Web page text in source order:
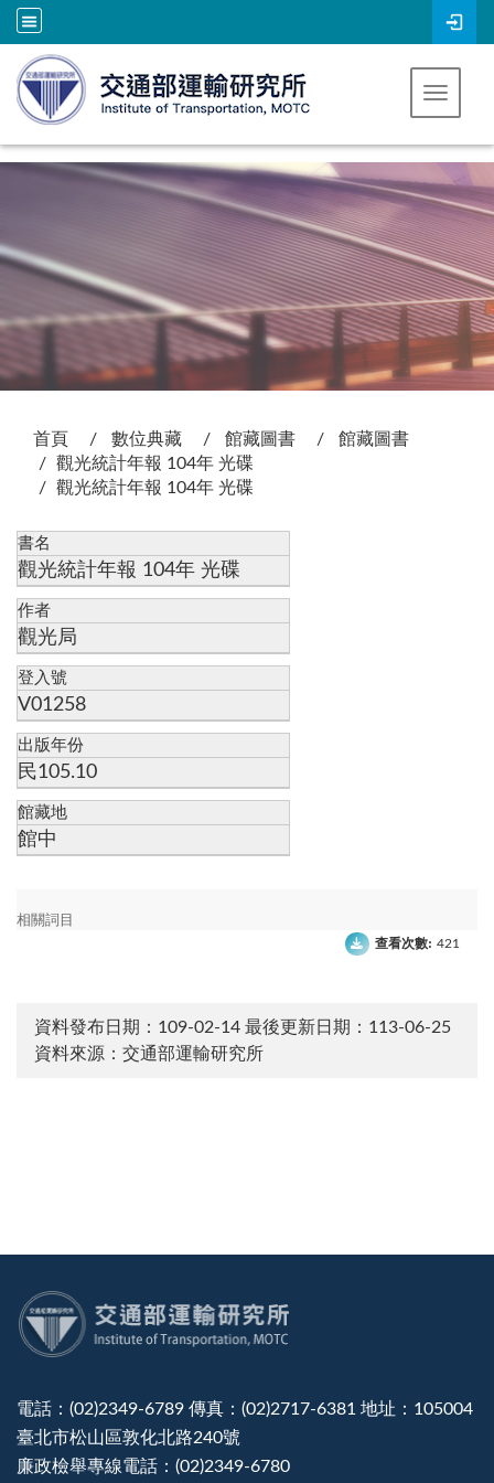
跳到主要內容
Toggle
首頁 數位典藏 館藏圖書
館藏圖書
觀光統計年報 104年 光碟
觀光統計年報 104年 光碟
書名
觀光統計年報 104年 光碟
作者
觀光局
登入號
V01258
出版年份
民105.10
館藏地
館中
相關詞目
查看次數: 421
資料發布日期：109-02-14 最後更新日期：113-06-25
資料來源：交通部運輸研究所
電話：(02)2349-6789 傳真：(02)2717-6381 地址：105004
臺北市松山區敦化北路240號
廉政檢舉專線電話：(02)2349-6780